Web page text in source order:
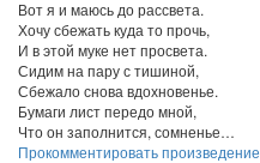
Вот я и маюсь до рассвета.
Хочу сбежать куда то прочь,
И в этой муке нет просвета.
Сидим на пару с тишиной,
Сбежало снова вдохновенье.
Бумаги лист передо мной,
Что он заполнится, сомненье…
Прокомментировать произведение